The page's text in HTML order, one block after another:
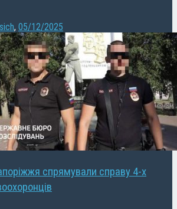
, 05/12/2025
спрямували справу 4-х